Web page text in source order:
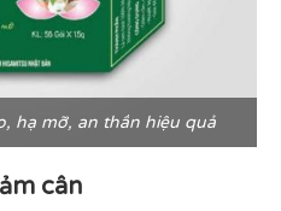
hạ mỡ, an thần hiệu quả
cân